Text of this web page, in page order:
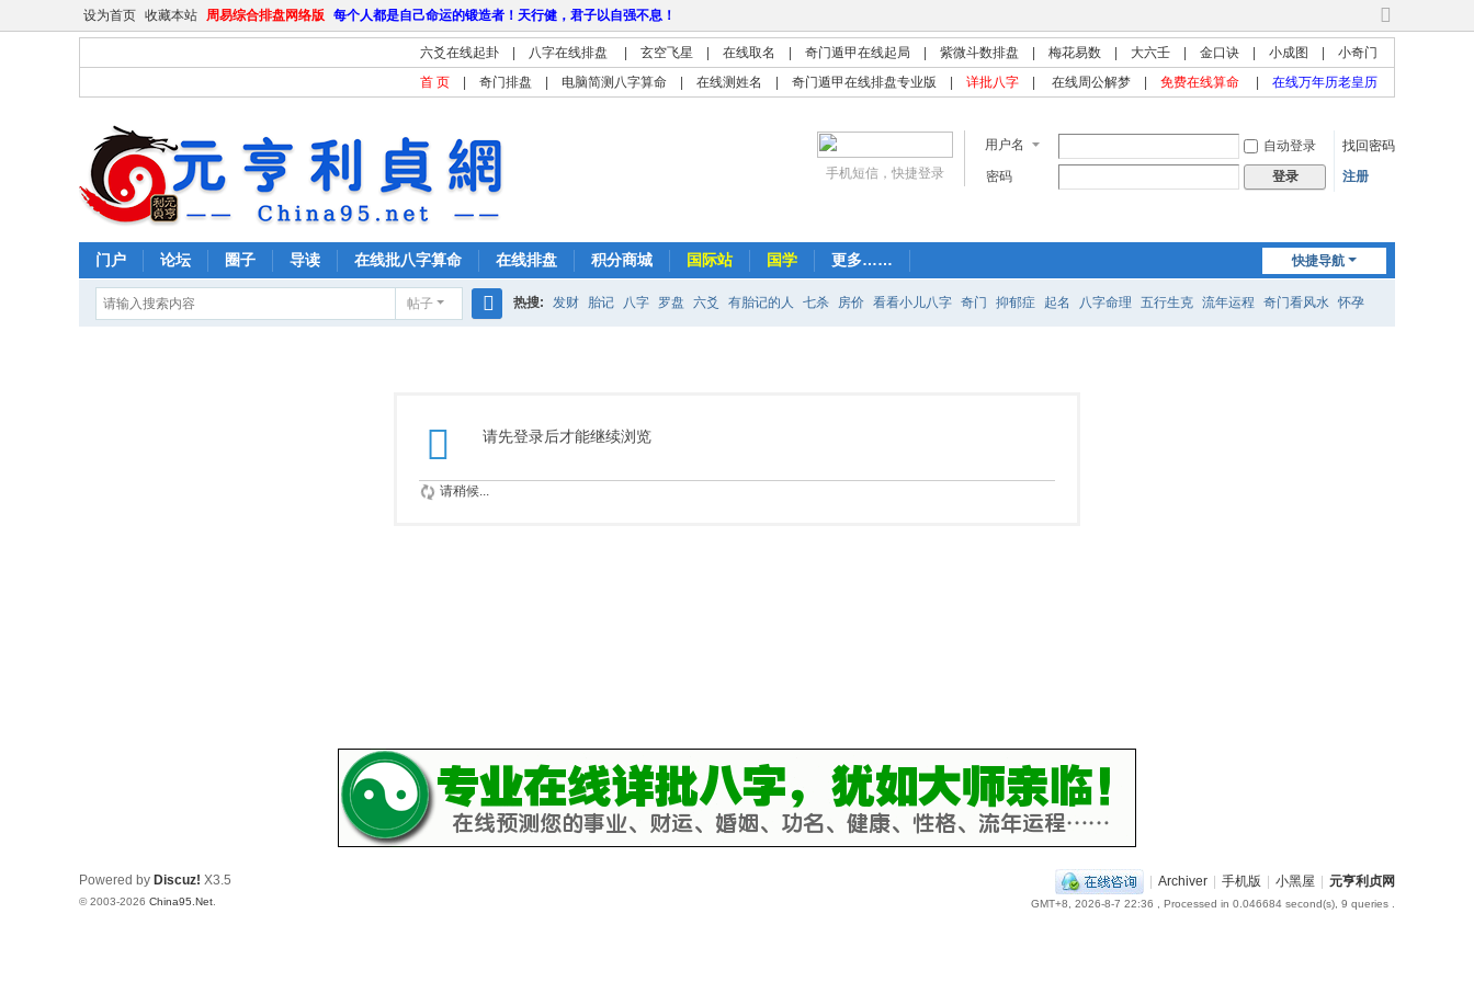
设为首页 收藏本站 周易综合排盘网络版 每个人都是自己命运的锻造者！天行健，君子以自强不息！
切
换
到
宽
六爻在线起卦 八字在线排盘 玄空飞星 在线取名 奇门遁甲在线起局 紫微斗数排盘 梅花易数 大六壬 金口诀 小成图
小奇门
首 页
奇门排盘 电脑简测八字算命 在线测姓名 奇门遁甲在线排盘专业版 详批八字 在线周公解梦 免费在线算命 在线万年历老皇历
用户名 自动登录
找回密码
密码
登录 注册
手机短信，快捷登录
快捷导航
门户 论坛 圈子 导读 在线批八字算命 在线排盘 积分商城 国际站 国学 更多……
帖子 热搜: 发财 胎记 八字 罗盘 六爻 有胎记的人 七杀 房价 看看小儿八字 奇门 抑郁症 起名 八字命理 五行生克 流年运程 奇门看风水 怀孕
请先登录后才能继续浏览
请稍候...
| Archiver | 手机版 | 小黑屋 | 元亨利贞网
GMT+8, 2026-8-7 22:36 , Processed in 0.046684 second(s), 9 queries .
Powered by Discuz! X3.5
© 2003-2026 China95.Net